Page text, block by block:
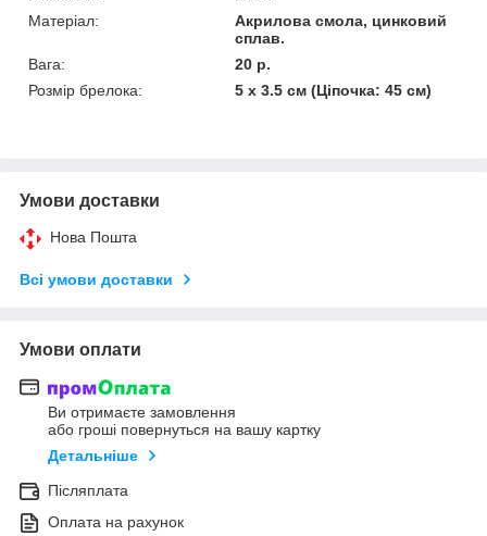
Матеріал:
Акрилова смола, цинковий
сплав.
Вага:
20 р.
Розмір брелока:
5 х 3.5 см (Ціпочка: 45 см)
Умови доставки
Нова Пошта
Всі умови доставки
Умови оплати
Ви отримаєте замовлення
або гроші повернуться на вашу картку
Детальніше
Післяплата
Оплата на рахунок